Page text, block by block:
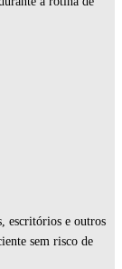
escritórios e outros
sem risco de